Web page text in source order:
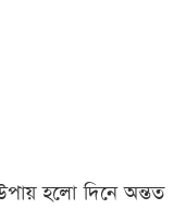
হলো দিনে অন্তত